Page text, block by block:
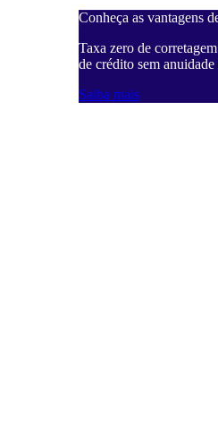
Conheça as vantagens
Taxa zero de
de crédito sem anuidade
Saiba mais